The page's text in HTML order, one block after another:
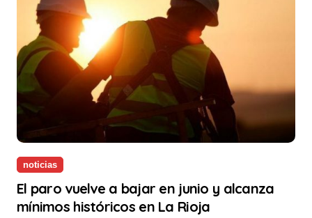
noticias
El paro vuelve a bajar en junio y alcanza
mínimos históricos en La Rioja